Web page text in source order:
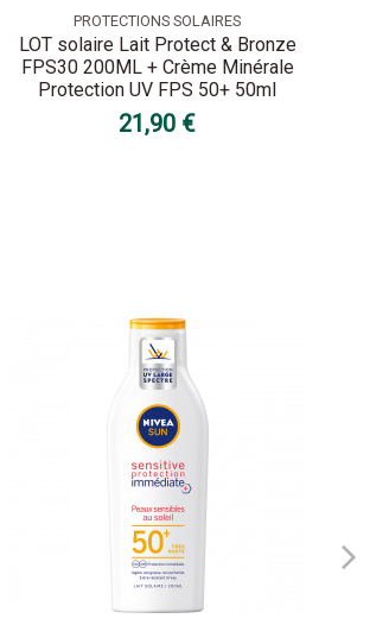
PROTECTIONS SOLAIRES
LOT solaire Lait Protect & Bronze
FPS30 200ML + Crème Minérale
Protection UV FPS 50+ 50ml
21,90 €